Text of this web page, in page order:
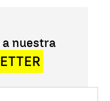
nuestra